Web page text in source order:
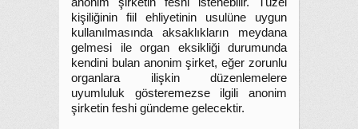
kişiliğinin fiil ehliyetinin usulüne uygun
kullanılmasında aksaklıkların meydana
gelmesi ile organ eksikliği durumunda
kendini bulan anonim şirket, eğer zorunlu
organlara ilişkin düzenlemelere
uyumluluk gösteremezse ilgili anonim
şirketin feshi gündeme gelecektir.